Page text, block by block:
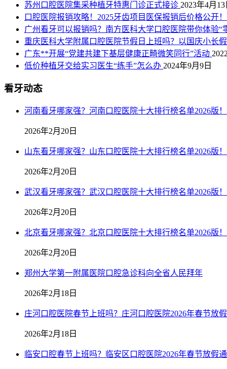
苏州口腔医院集采种植牙特惠门诊正式接诊 2023年4月13
口腔医院报销攻略！2025牙齿项目医保报销后价格公
广州看牙可以报销吗？南方医科大学口腔医院带你体验
重庆医科大学附属口腔医院节假日上班吗？以国庆小长
广东**开展“党建共建下基层健康正畸微笑同行”活动
低价种植牙交给实习医生“练手”怎么办 2024年9月9日
看牙动态
河南看牙哪家强？河南口腔医院十大排行榜名单2026版
2026年2月20日
山东看牙哪家强？山东口腔医院十大排行榜名单2026版
2026年2月20日
武汉看牙哪家强？武汉口腔医院十大排行榜名单2026版
2026年2月20日
北京看牙哪家强？北京口腔医院十大排行榜名单2026版
2026年2月20日
郑州大学第一附属医院口腔急诊科向全省人民拜年
2026年2月18日
庄河口腔医院春节上班吗？庄河口腔医院2026年春节放
2026年2月18日
临安口腔春节上班吗？临安区口腔医院2026年春节放假